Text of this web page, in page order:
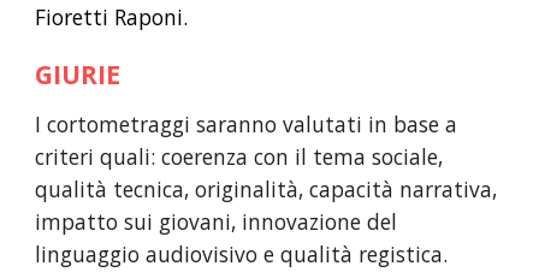
Fioretti Raponi.
GIURIE
I cortometraggi saranno valutati in base a
criteri quali: coerenza con il tema sociale,
qualità tecnica, originalità, capacità narrativa,
impatto sui giovani, innovazione del
linguaggio audiovisivo e qualità registica.